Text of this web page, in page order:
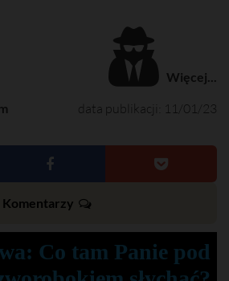
Więcej...
data publikacji: 11/01/23
Komentarzy
Co tam Panie pod